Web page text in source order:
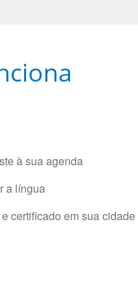
à sua agenda
a língua
certificado em sua